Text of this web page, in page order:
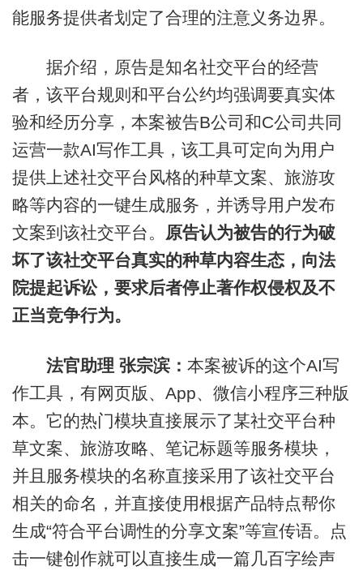
能服务提供者划定了合理的注意义务边界。
据介绍，原告是知名社交平台的经营
者，该平台规则和平台公约均强调要真实体
验和经历分享，本案被告B公司和C公司共同
运营一款AI写作工具，该工具可定向为用户
提供上述社交平台风格的种草文案、旅游攻
略等内容的一键生成服务，并诱导用户发布
文案到该社交平台。 原告认为被告的行为破
坏了该社交平台真实的种草内容生态，向法
院提起诉讼，要求后者停止著作权侵权及不
正当竞争行为。
法官助理 张宗滨： 本案被诉的这个AI写
作工具，有网页版、App、微信小程序三种版
本。它的热门模块直接展示了某社交平台种
草文案、旅游攻略、笔记标题等服务模块，
并且服务模块的名称直接采用了该社交平台
相关的命名，并直接使用根据产品特点帮你
生成“符合平台调性的分享文案”等宣传语。点
击一键创作就可以直接生成一篇几百字绘声